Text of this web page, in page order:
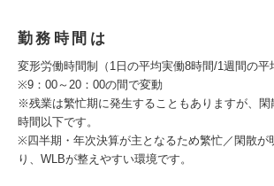
勤務時間は
変形労働時間制（1日の平均実働8時間/1週間の平
※9：00～20：00の間で変動
※残業は繁忙期に発生することもありますが、閑
時間以下です。
※四半期・年次決算が主となるため繁忙／閑散が
り、WLBが整えやすい環境です。